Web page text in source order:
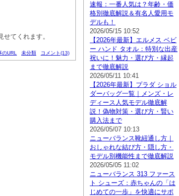
てくれます。
のURL 未分類 コメント(13)
速報：一番人気は？年齢・価
格別徹底解説＆有名人愛用モ
デルも！
2026/05/15 10:52
【2026年最新】エルメス ベビ
ー ハンド タオル：特別な出産
祝いに！魅力・選び方・縁起
まで徹底解説
2026/05/11 10:41
【2026年最新】プラダ ショル
ダーバッグ一覧｜メンズ・レ
ディース人気モデル徹底解
説！偽物対策・選び方・賢い
購入法まで
2026/05/07 10:13
ニューバランス靴紐通し方｜
おしゃれな結び方・隠し方・
モデル別機能性まで徹底解説
2026/05/05 11:02
ニューバランス 313 ファース
ト シューズ：赤ちゃんの「は
じめての一歩」を快適にサポ